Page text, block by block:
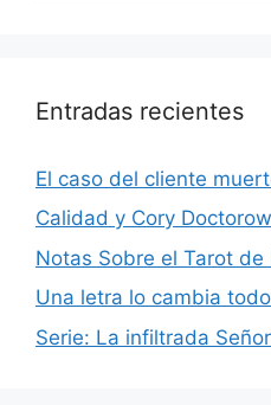
Entradas recientes
El caso del cliente
Calidad y Cory Doctorow
Notas Sobre el Tarot de
Una letra lo cambia todo
Serie: La infiltrada